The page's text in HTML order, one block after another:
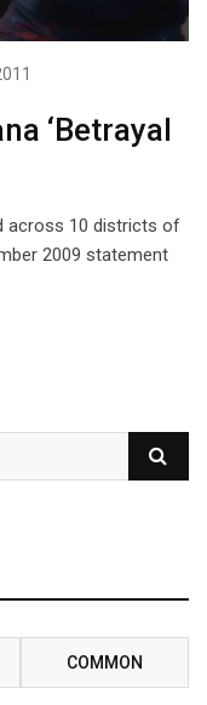
‘Betrayal
across 10 districts of
2009 statement
COMMON